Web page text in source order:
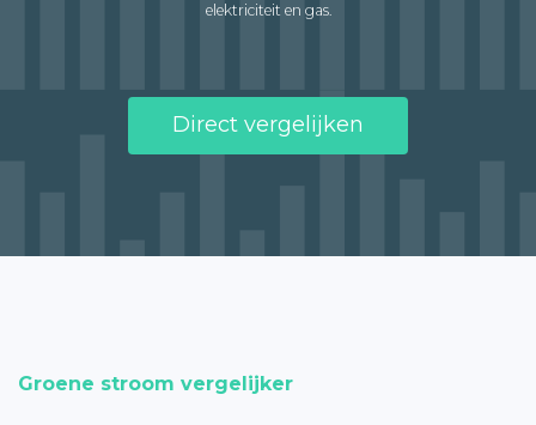
elektriciteit en gas.
Direct vergelijken
Groene stroom vergelijker